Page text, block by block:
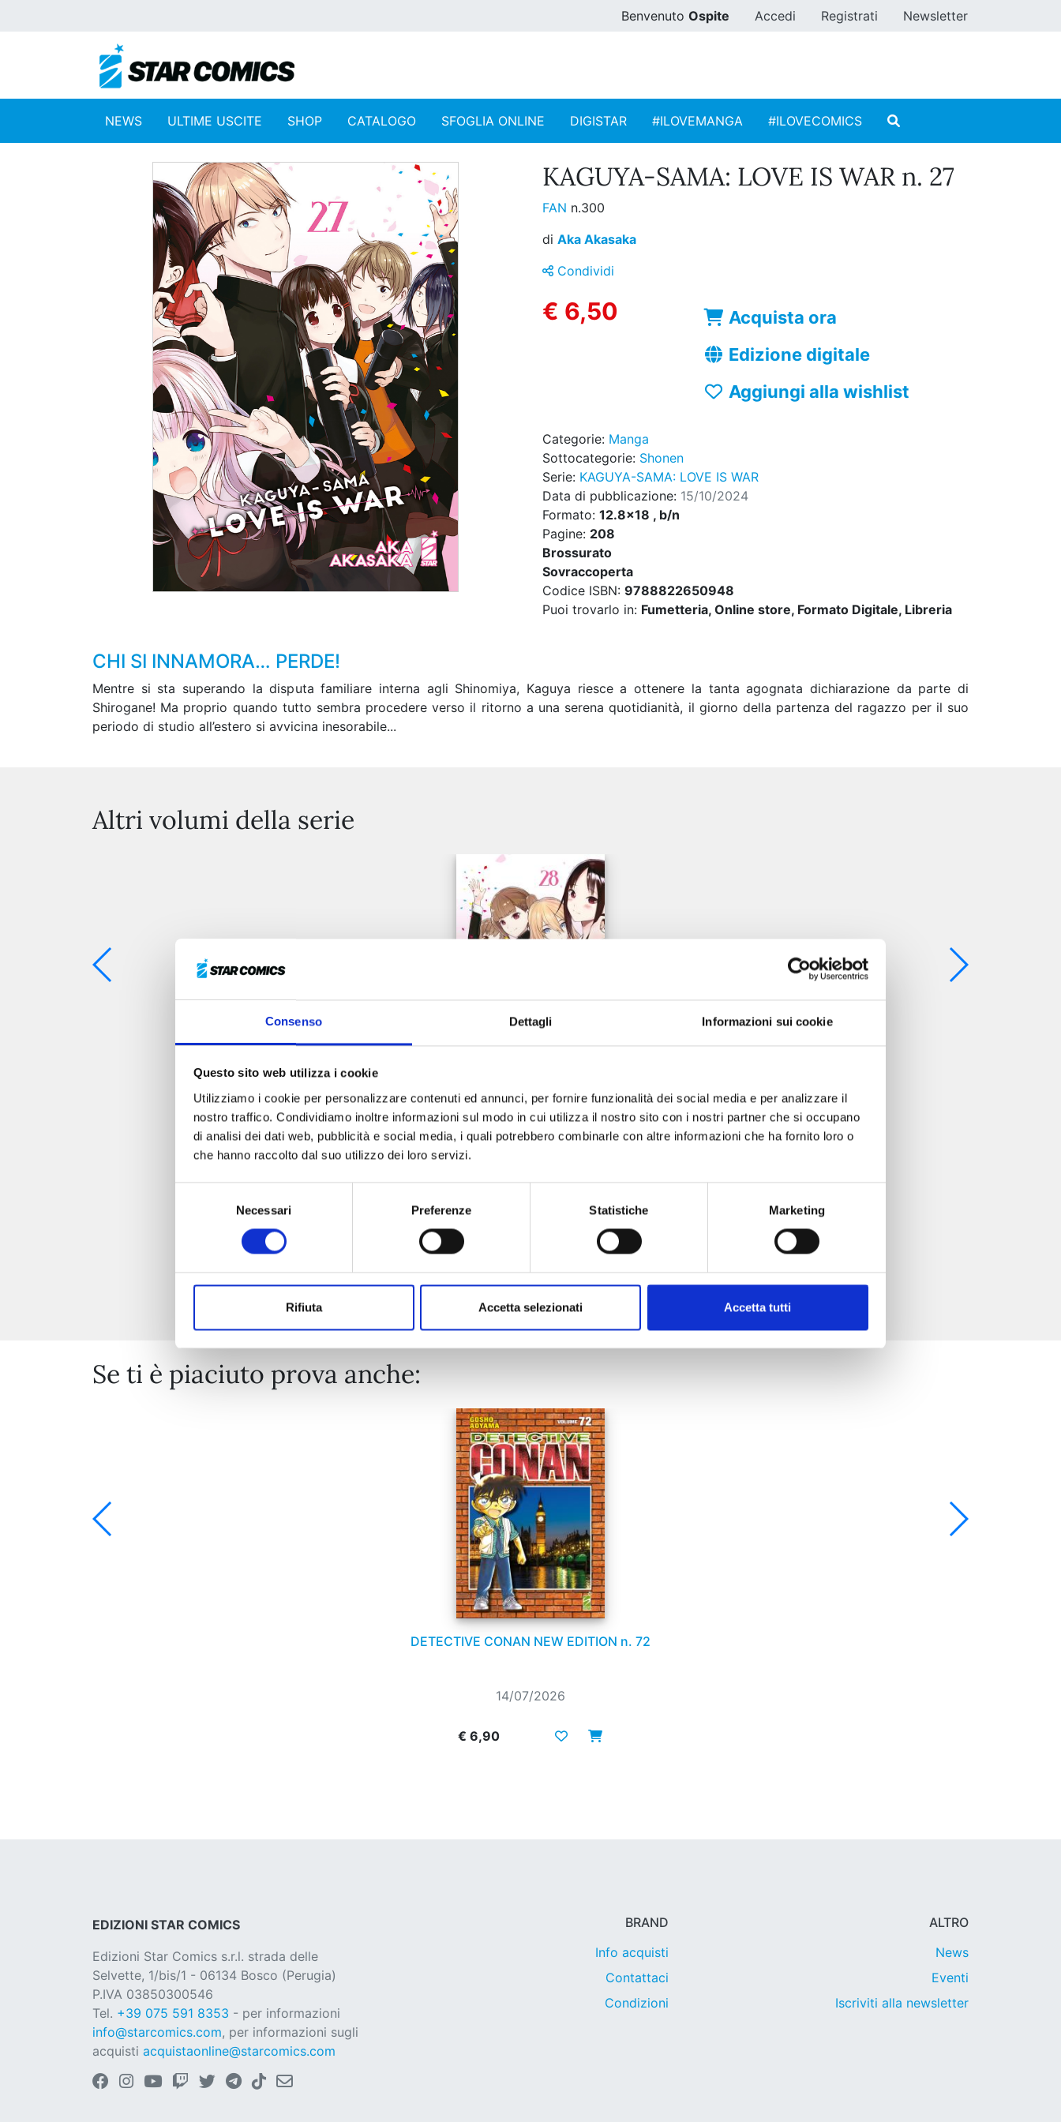
Consenso Dettagli Informazioni sui cookie
Questo sito web utilizza i cookie
Utilizziamo i cookie per personalizzare contenuti ed annunci, per fornire funzionalità dei social media e per analizzare il
nostro traffico. Condividiamo inoltre informazioni sul modo in cui utilizza il nostro sito con i nostri partner che si occupano
di analisi dei dati web, pubblicità e social media, i quali potrebbero combinarle con altre informazioni che ha fornito loro o
che hanno raccolto dal suo utilizzo dei loro servizi.
Necessari Preferenze Statistiche Marketing
Rifiuta Accetta selezionati Accetta tutti
Benvenuto Ospite Accedi Registrati Newsletter
NEWS ULTIME USCITE SHOP CATALOGO SFOGLIA ONLINE DIGISTAR #ILOVEMANGA #ILOVECOMICS
KAGUYA-SAMA: LOVE IS WAR n. 27
FAN n.300
di Aka Akasaka
Condividi
€ 6,50
Acquista ora
Edizione digitale
Aggiungi alla wishlist
Categorie: Manga
Sottocategorie: Shonen
Serie: KAGUYA-SAMA: LOVE IS WAR
Data di pubblicazione: 15/10/2024
Formato: 12.8x18 , b/n
Pagine: 208
Brossurato
Sovraccoperta
Codice ISBN: 9788822650948
Puoi trovarlo in: Fumetteria, Online store, Formato Digitale, Libreria
CHI SI INNAMORA… PERDE!
Mentre si sta superando la disputa familiare interna agli Shinomiya, Kaguya riesce a ottenere la tanta agognata dichiarazione da parte di
Shirogane! Ma proprio quando tutto sembra procedere verso il ritorno a una serena quotidianità, il giorno della partenza del ragazzo per il suo
periodo di studio all’estero si avvicina inesorabile...
Altri volumi della serie
03/12/2024
€ 6,50
Mostra tutto
Se ti è piaciuto prova anche:
DETECTIVE CONAN NEW EDITION n. 72
14/07/2026
€ 6,90
EDIZIONI STAR COMICS
Edizioni Star Comics s.r.l. strada delle
Selvette, 1/bis/1 - 06134 Bosco (Perugia)
P.IVA 03850300546
Tel. +39 075 591 8353 - per informazioni
info@starcomics.com, per informazioni sugli
acquisti acquistaonline@starcomics.com
BRAND
Info acquisti
Contattaci
Condizioni
ALTRO
News
Eventi
Iscriviti alla newsletter